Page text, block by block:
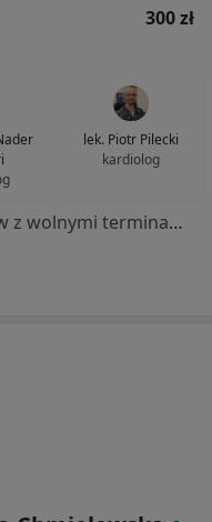
300 zł
lek. Piotr Pilecki
kardiolog
Brak dostępnych specjalistów z wolnymi terminami w tym centrum medycznym.